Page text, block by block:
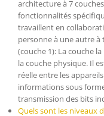
architecture à 7
fonctionnalités
travaillent en
personne à une autre à
(couche 1): La couche
la couche physique. Il
réelle entre les
informations sous
transmission des bits
Quels sont les niveaux